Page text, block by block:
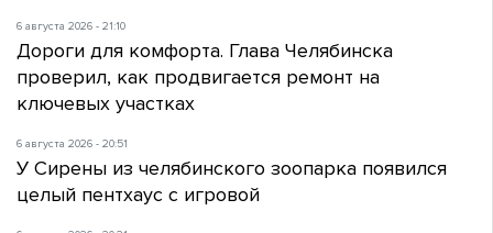
6 августа 2026 - 21:10
Дороги для комфорта. Глава Челябинска
проверил, как продвигается ремонт на
ключевых участках
6 августа 2026 - 20:51
У Сирены из челябинского зоопарка появился
целый пентхаус с игровой